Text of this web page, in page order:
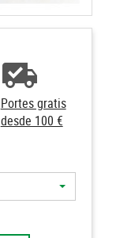
Portes gratis
desde 100 €